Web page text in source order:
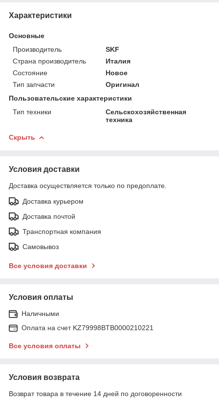
Характеристики
Основные
Производитель
SKF
Страна производитель
Италия
Состояние
Новое
Тип запчасти
Оригинал
Пользовательские характеристики
Тип техники
Сельскохозяйственная
техника
Скрыть
Условия доставки
Доставка осуществляется только по предоплате.
Доставка курьером
Доставка почтой
Транспортная компания
Самовывоз
Все условия доставки
Условия оплаты
Наличными
Оплата на счет KZ79998BTB0000210221
Все условия оплаты
Условия возврата
Возврат товара в течение 14 дней по договоренности